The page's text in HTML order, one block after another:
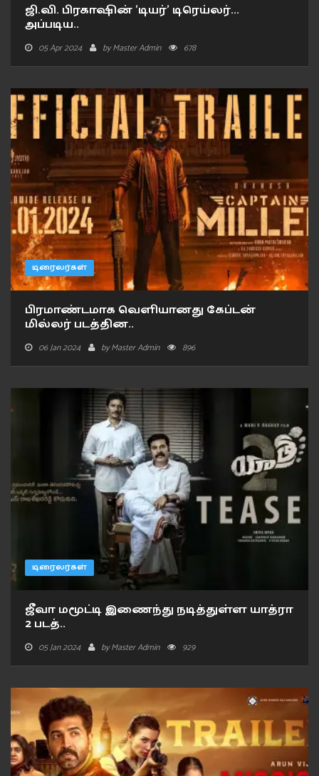
ஜி.வி. பிரகாஷின் ’டியர்’ டிரெய்லர்...
அப்படிய..
05 Apr 2024 byMaster Admin 678
டிரைலர்கள்
பிரமாண்டமாக வெளியானது கேப்டன்
மில்லர் படத்தின..
06 Jan 2024 byMaster Admin 896
டிரைலர்கள்
ஜீவா மமூட்டி இணைந்து நடித்துள்ள யாத்ரா
2 படத்..
05 Jan 2024 byMaster Admin 929